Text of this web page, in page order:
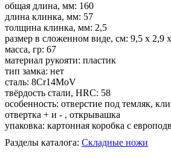
общая длина, мм: 160
длина клинка, мм: 57
толщина клинка, мм: 2,5
размер в сложенном виде, см: 9,5 х 2,9
масса, гр: 67
материал рукояти: пластик
тип замка: нет
сталь: 8Cr14MoV
твёрдость стали, HRC: 58
особенность: отверстие под темляк,
отвертка + и - , открывашка
упаковка: картонная коробка с
Разделы каталога: Складные ножи